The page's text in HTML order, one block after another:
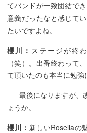
てバンドが一致団結で
意義だったなと感じて
たいですよね。
櫻川： ステージが終
（笑）。出番終わって
て頂いたのも本当に勉強
−−−最後になりますが、
ょうか。
櫻川： 新しいRoseliaの